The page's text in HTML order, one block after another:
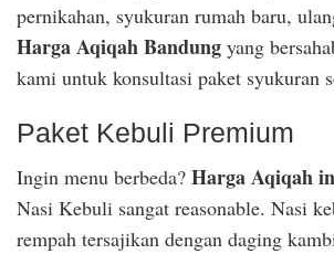
pernikahan, syukuran rumah baru,
Harga Aqiqah Bandung yang
kami untuk konsultasi paket syukuran
Paket Kebuli Premium
Ingin menu berbeda? Harga Aqiqah
Nasi Kebuli sangat reasonable. Nasi
rempah tersajikan dengan daging